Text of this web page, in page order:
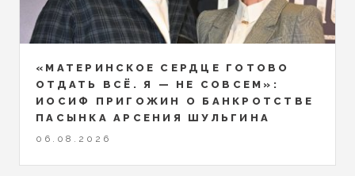
«МАТЕРИНСКОЕ СЕРДЦЕ ГОТОВО
ОТДАТЬ ВСЁ. Я — НЕ СОВСЕМ»:
ИОСИФ ПРИГОЖИН О БАНКРОТСТВЕ
ПАСЫНКА АРСЕНИЯ ШУЛЬГИНА
06.08.2026